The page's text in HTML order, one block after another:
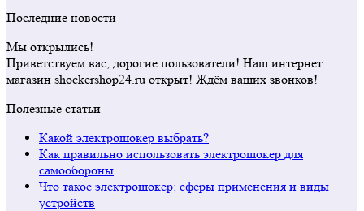
Последние новости
Мы открылись!
Приветствуем вас, дорогие пользователи! Наш интернет
магазин shockershop24.ru открыт! Ждём ваших звонков!
Полезные статьи
Какой электрошокер выбрать?
Как правильно использовать электрошокер для
самообороны
Что такое электрошокер: сферы применения и виды
устройств